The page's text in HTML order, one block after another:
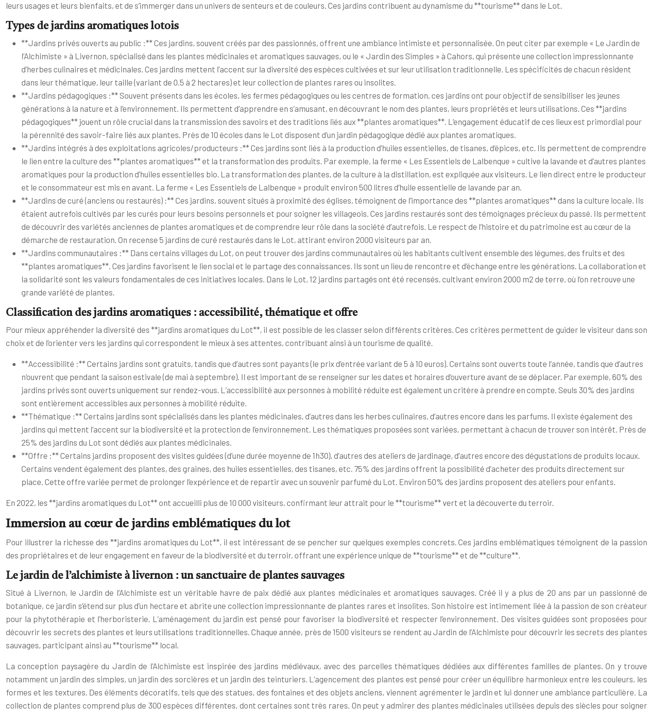
leurs usages et leurs bienfaits, et de s’immerger dans un univers de senteurs et de couleurs. Ces jardins contribuent au dynamisme du **tourisme** dans le Lot.
Types de jardins aromatiques lotois
**Jardins privés ouverts au public :** Ces jardins, souvent créés par des passionnés, offrent une ambiance intimiste et personnalisée. On peut citer par exemple « Le Jardin de
l’Alchimiste » à Livernon, spécialisé dans les plantes médicinales et aromatiques sauvages, ou le « Jardin des Simples » à Cahors, qui présente une collection impressionnante
d’herbes culinaires et médicinales. Ces jardins mettent l’accent sur la diversité des espèces cultivées et sur leur utilisation traditionnelle. Les spécificités de chacun résident
dans leur thématique, leur taille (variant de 0.5 à 2 hectares) et leur collection de plantes rares ou insolites.
**Jardins pédagogiques :** Souvent présents dans les écoles, les fermes pédagogiques ou les centres de formation, ces jardins ont pour objectif de sensibiliser les jeunes
générations à la nature et à l’environnement. Ils permettent d’apprendre en s’amusant, en découvrant le nom des plantes, leurs propriétés et leurs utilisations. Ces **jardins
pédagogiques** jouent un rôle crucial dans la transmission des savoirs et des traditions liés aux **plantes aromatiques**. L’engagement éducatif de ces lieux est primordial pour
la pérennité des savoir-faire liés aux plantes. Près de 10 écoles dans le Lot disposent d’un jardin pédagogique dédié aux plantes aromatiques.
**Jardins intégrés à des exploitations agricoles/producteurs :** Ces jardins sont liés à la production d’huiles essentielles, de tisanes, d’épices, etc. Ils permettent de comprendre
le lien entre la culture des **plantes aromatiques** et la transformation des produits. Par exemple, la ferme « Les Essentiels de Lalbenque » cultive la lavande et d’autres plantes
aromatiques pour la production d’huiles essentielles bio. La transformation des plantes, de la culture à la distillation, est expliquée aux visiteurs. Le lien direct entre le producteur
et le consommateur est mis en avant. La ferme « Les Essentiels de Lalbenque » produit environ 500 litres d’huile essentielle de lavande par an.
**Jardins de curé (anciens ou restaurés) :** Ces jardins, souvent situés à proximité des églises, témoignent de l’importance des **plantes aromatiques** dans la culture locale. Ils
étaient autrefois cultivés par les curés pour leurs besoins personnels et pour soigner les villageois. Ces jardins restaurés sont des témoignages précieux du passé. Ils permettent
de découvrir des variétés anciennes de plantes aromatiques et de comprendre leur rôle dans la société d’autrefois. Le respect de l’histoire et du patrimoine est au cœur de la
démarche de restauration. On recense 5 jardins de curé restaurés dans le Lot, attirant environ 2000 visiteurs par an.
**Jardins communautaires :** Dans certains villages du Lot, on peut trouver des jardins communautaires où les habitants cultivent ensemble des légumes, des fruits et des
**plantes aromatiques**. Ces jardins favorisent le lien social et le partage des connaissances. Ils sont un lieu de rencontre et d’échange entre les générations. La collaboration et
la solidarité sont les valeurs fondamentales de ces initiatives locales. Dans le Lot, 12 jardins partagés ont été recensés, cultivant environ 2000 m2 de terre, où l’on retrouve une
grande variété de plantes.
Classification des jardins aromatiques : accessibilité, thématique et offre
Pour mieux appréhender la diversité des **jardins aromatiques du Lot**, il est possible de les classer selon différents critères. Ces critères permettent de guider le visiteur dans son
choix et de l’orienter vers les jardins qui correspondent le mieux à ses attentes, contribuant ainsi à un tourisme de qualité.
**Accessibilité :** Certains jardins sont gratuits, tandis que d’autres sont payants (le prix d’entrée variant de 5 à 10 euros). Certains sont ouverts toute l’année, tandis que d’autres
n’ouvrent que pendant la saison estivale (de mai à septembre). Il est important de se renseigner sur les dates et horaires d’ouverture avant de se déplacer. Par exemple, 60% des
jardins privés sont ouverts uniquement sur rendez-vous. L’accessibilité aux personnes à mobilité réduite est également un critère à prendre en compte. Seuls 30% des jardins
sont entièrement accessibles aux personnes à mobilité réduite.
**Thématique :** Certains jardins sont spécialisés dans les plantes médicinales, d’autres dans les herbes culinaires, d’autres encore dans les parfums. Il existe également des
jardins qui mettent l’accent sur la biodiversité et la protection de l’environnement. Les thématiques proposées sont variées, permettant à chacun de trouver son intérêt. Près de
25% des jardins du Lot sont dédiés aux plantes médicinales.
**Offre :** Certains jardins proposent des visites guidées (d’une durée moyenne de 1h30), d’autres des ateliers de jardinage, d’autres encore des dégustations de produits locaux.
Certains vendent également des plantes, des graines, des huiles essentielles, des tisanes, etc. 75% des jardins offrent la possibilité d’acheter des produits directement sur
place. Cette offre variée permet de prolonger l’expérience et de repartir avec un souvenir parfumé du Lot. Environ 50% des jardins proposent des ateliers pour enfants.
En 2022, les **jardins aromatiques du Lot** ont accueilli plus de 10 000 visiteurs, confirmant leur attrait pour le **tourisme** vert et la découverte du terroir.
Immersion au cœur de jardins emblématiques du lot
Pour illustrer la richesse des **jardins aromatiques du Lot**, il est intéressant de se pencher sur quelques exemples concrets. Ces jardins emblématiques témoignent de la passion
des propriétaires et de leur engagement en faveur de la biodiversité et du terroir, offrant une expérience unique de **tourisme** et de **culture**.
Le jardin de l’alchimiste à livernon : un sanctuaire de plantes sauvages
Situé à Livernon, le Jardin de l’Alchimiste est un véritable havre de paix dédié aux plantes médicinales et aromatiques sauvages. Créé il y a plus de 20 ans par un passionné de
botanique, ce jardin s’étend sur plus d’un hectare et abrite une collection impressionnante de plantes rares et insolites. Son histoire est intimement liée à la passion de son créateur
pour la phytothérapie et l’herboristerie. L’aménagement du jardin est pensé pour favoriser la biodiversité et respecter l’environnement. Des visites guidées sont proposées pour
découvrir les secrets des plantes et leurs utilisations traditionnelles. Chaque année, près de 1500 visiteurs se rendent au Jardin de l’Alchimiste pour découvrir les secrets des plantes
sauvages, participant ainsi au **tourisme** local.
La conception paysagère du Jardin de l’Alchimiste est inspirée des jardins médiévaux, avec des parcelles thématiques dédiées aux différentes familles de plantes. On y trouve
notamment un jardin des simples, un jardin des sorcières et un jardin des teinturiers. L’agencement des plantes est pensé pour créer un équilibre harmonieux entre les couleurs, les
formes et les textures. Des éléments décoratifs, tels que des statues, des fontaines et des objets anciens, viennent agrémenter le jardin et lui donner une ambiance particulière. La
collection de plantes comprend plus de 300 espèces différentes, dont certaines sont très rares. On peut y admirer des plantes médicinales utilisées depuis des siècles pour soigner